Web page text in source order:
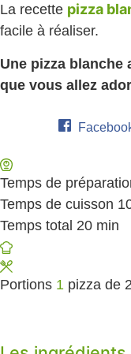
La recette pizza
facile à réaliser.
Une pizza blanche
que vous allez
Temps de
Temps de cuisson
Temps total 20 min
Portions 1 pizza de